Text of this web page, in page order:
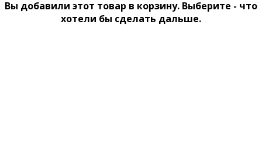
Вы добавили этот товар в корзину. Выберите - что
хотели бы сделать дальше.